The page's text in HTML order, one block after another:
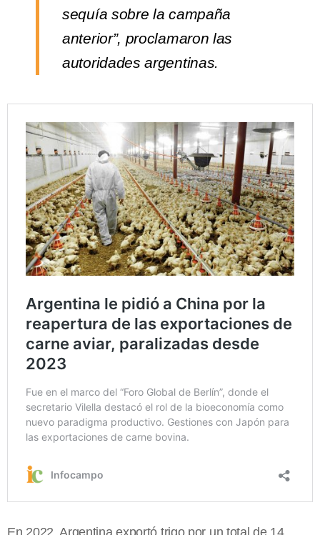
sequía sobre la campaña
anterior”, proclamaron las
autoridades argentinas.
En 2022, Argentina exportó trigo por un total de 14